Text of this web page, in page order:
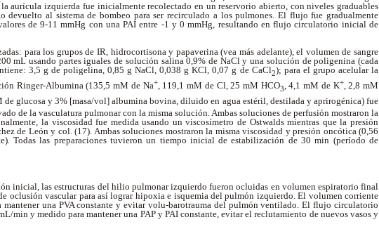
aurícula izquierda fue inicialmente recolectado en un reservorio abierto, con niveles graduables
devuelto al sistema de bombeo para ser recirculado a los pulmones. El flujo fue gradualmente
de 9-11 mmHg con una PAI entre -1 y 0 mmHg, resultando en flujo circulatorio inicial de
para los grupos de IR, hidrocortisona y papaverina (vea más adelante), el volumen de sangre
mL usando partes iguales de solución salina 0,9% de NaCl y una solución de poligenina (cada
3,5 g de poligelina, 0,85 g NaCl, 0,038 g KCl, 0,07 g de CaCl2); para el grupo acelular la
Ringer-Albumina (135,5 mM de Na+, 119,1 mM de Cl , 25 mM HCO3 , 4,1 mM de K+, 2,8 mM
de glucosa y 3% [masa/vol] albumina bovina, diluido en agua estéril, destilada y aprirogénica) fue
de la vasculatura pulmonar con la misma solución. Ambas soluciones de perfusión mostraron la
la viscosidad fue medida usando un viscosímetro de Ostwalds mientras que la presión
de León y col. (17). Ambas soluciones mostraron la misma viscosidad y presión oncótica (0,56
Todas las preparaciones tuvieron un tiempo inicial de estabilización de 30 min (período de
inicial, las estructuras del hilio pulmonar izquierdo fueron ocluidas en volumen espiratorio final
oclusión vascular para así lograr hipoxia e isquemia del pulmón izquierdo. El volumen corriente
una PVA constante y evitar volu-barotrauma del pulmón ventilado. El flujo circulatorio
min y medido para mantener una PAP y PAI constante, evitar el reclutamiento de nuevos vasos y